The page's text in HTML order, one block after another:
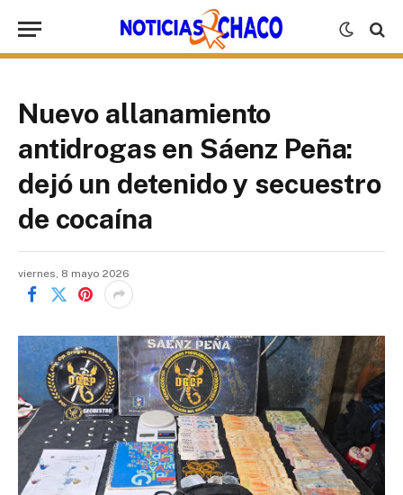
Nuevo allanamiento
antidrogas en Sáenz Peña:
dejó un detenido y secuestro
de cocaína
viernes, 8 mayo 2026